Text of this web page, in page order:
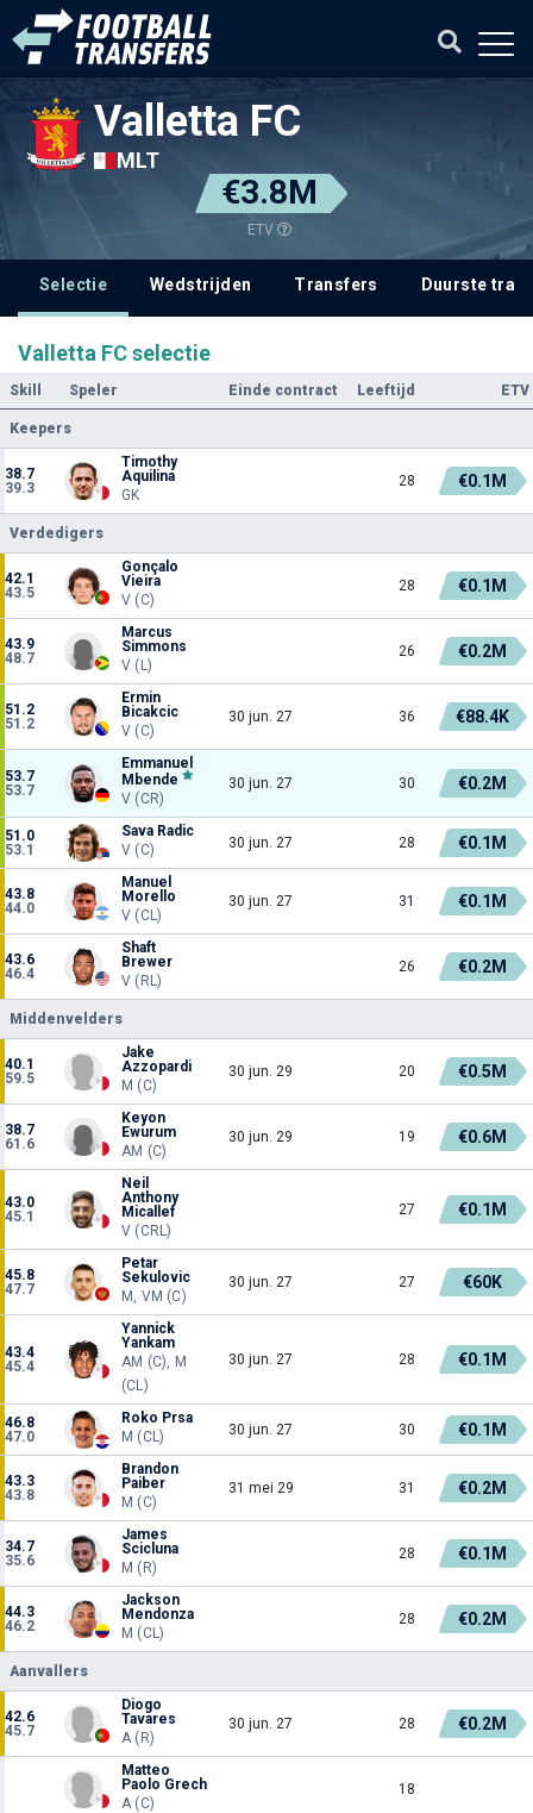
Valletta FC
MLT
€3.8M
ETV
Selectie Wedstrijden Transfers Duurste
Valletta FC selectie
Skill Speler Einde contract Leeftijd ETV
Keepers
38.7
39.3
Timothy
Aquilina
GK
28 €0.1M
Verdedigers
42.1
43.5
Gonçalo
Vieira
V (C)
28 €0.1M
43.9
48.7
Marcus
Simmons
V (L)
26 €0.2M
51.2
51.2
Ermin
Bicakcic
V (C)
30 jun. 27 36 €88.4K
53.7
53.7
Emmanuel
Mbende
V (CR)
30 jun. 27 30 €0.2M
51.0
53.1
Sava Radic
V (C)
30 jun. 27 28 €0.1M
43.8
44.0
Manuel
Morello
V (CL)
30 jun. 27 31 €0.1M
43.6
46.4
Shaft
Brewer
V (RL)
26 €0.2M
Middenvelders
40.1
59.5
Jake
Azzopardi
M (C)
30 jun. 29 20 €0.5M
38.7
61.6
Keyon
Ewurum
AM (C)
30 jun. 29 19 €0.6M
43.0
45.1
Neil
Anthony
Micallef
V (CRL)
27 €0.1M
45.8
47.7
Petar
Sekulovic
M, VM (C)
30 jun. 27 27 €60K
43.4
45.4
Yannick
Yankam
AM (C), M
(CL)
30 jun. 27 28 €0.1M
46.8
47.0
Roko Prsa
M (CL)
30 jun. 27 30 €0.1M
43.3
43.8
Brandon
Paiber
M (C)
31 mei 29 31 €0.2M
34.7
35.6
James
Scicluna
M (R)
28 €0.1M
44.3
46.2
Jackson
Mendonza
M (CL)
28 €0.2M
Aanvallers
42.6
45.7
Diogo
Tavares
A (R)
30 jun. 27 28 €0.2M
Matteo
Paolo Grech
A (C)
18